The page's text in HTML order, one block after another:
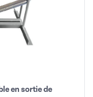
en sortie de